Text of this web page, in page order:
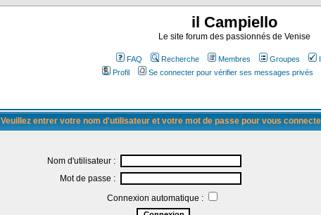
il Campiello
Le site forum des passionnés de Venise
FAQ Recherche Membres Groupes
Profil
Se connecter pour vérifier ses messages privés
Veuillez entrer votre nom d'utilisateur et votre mot de passe pour vous
Nom d'utilisateur :
Mot de passe :
Connexion automatique :